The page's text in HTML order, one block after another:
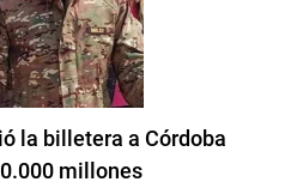
la billetera a Córdoba
millones